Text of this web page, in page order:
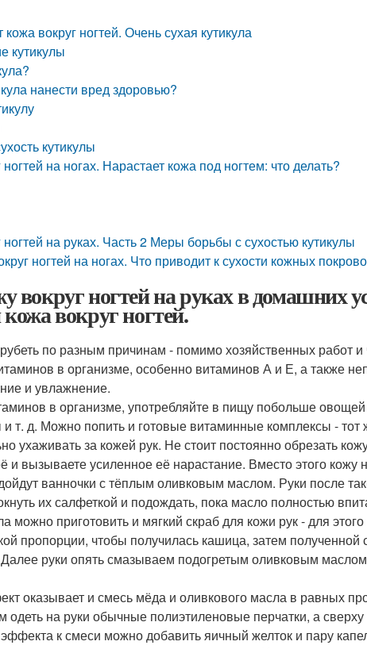
вокруг ногтей. Очень сухая кутикула
кутикулы
нанести вред здоровью?
кутикулы
на ногах. Нарастает кожа под ногтем: что делать?
ногтей на руках. Часть 2 Меры борьбы с сухостью кутикулы
ногтей на ногах. Что приводит к сухости кожных
вокруг ногтей на руках в домашних
вокруг ногтей.
по разным причинам - помимо хозяйственных работ и
в организме, особенно витаминов А и Е, а также
и увлажнение.
в организме, употребляйте в пищу побольше
т. д. Можно попить и готовые витаминные комплексы - тот
ухаживать за кожей рук. Не стоит постоянно обрезать
вызываете усиленное её нарастание. Вместо этого кожу
ванночки с тёплым оливковым маслом. Руки после
их салфеткой и подождать, пока масло полностью
можно приготовить и мягкий скраб для кожи рук - для
пропорции, чтобы получилась кашица, затем полученной
руки опять смазываем подогретым оливковым
оказывает и смесь мёда и оливкового масла в равных
одеть на руки обычные полиэтиленовые перчатки, а
к смеси можно добавить яичный желток и пару